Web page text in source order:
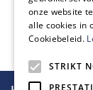
Merk
onze website
alle cookies in
Cookiebeleid.
STRIKT